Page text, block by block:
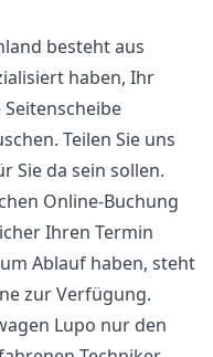
besteht aus
haben, Ihr
Teilen Sie uns
Sie da sein sollen.
Online-Buchung
Ihren Termin
Ablauf haben, steht
zur Verfügung.
Lupo nur den